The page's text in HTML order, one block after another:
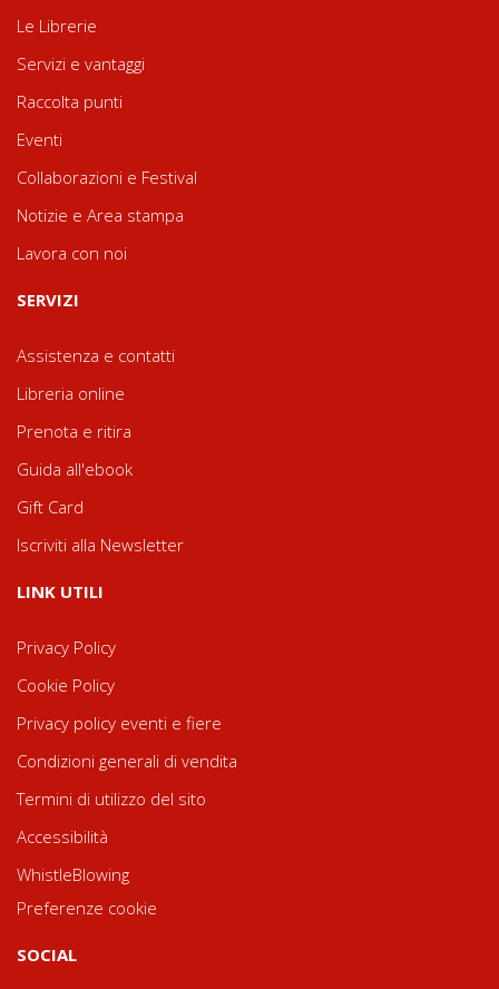
Le Librerie
Servizi e vantaggi
Raccolta punti
Eventi
Collaborazioni e Festival
Notizie e Area stampa
Lavora con noi
SERVIZI
Assistenza e contatti
Libreria online
Prenota e ritira
Guida all'ebook
Gift Card
Iscriviti alla Newsletter
LINK UTILI
Privacy Policy
Cookie Policy
Privacy policy eventi e fiere
Condizioni generali di vendita
Termini di utilizzo del sito
Accessibilità
WhistleBlowing
Preferenze cookie
SOCIAL